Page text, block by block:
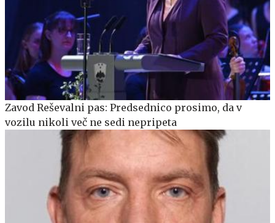
Zavod Reševalni pas: Predsednico prosimo, da v
vozilu nikoli več ne sedi nepripeta